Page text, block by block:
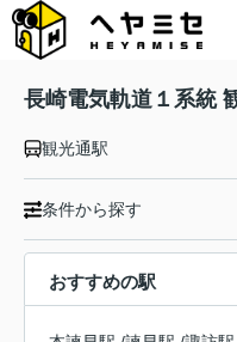
長崎電気軌道１系統
観光通駅
条件から探す
おすすめの駅